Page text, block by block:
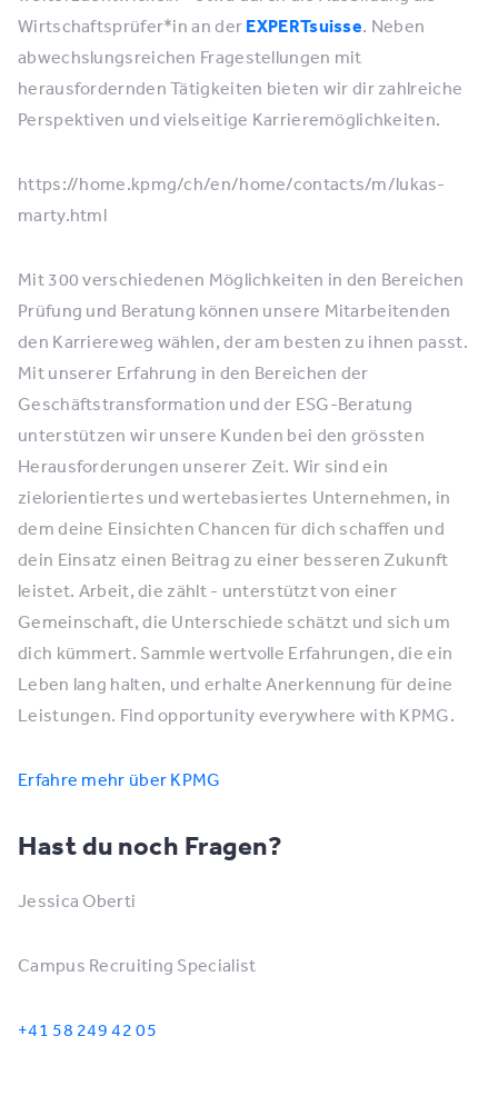
Wirtschaftsprüfer*in an der EXPERTsuisse. Neben
abwechslungsreichen Fragestellungen mit
herausfordernden Tätigkeiten bieten wir dir zahlreiche
Perspektiven und vielseitige Karrieremöglichkeiten.
https://home.kpmg/ch/en/home/contacts/m/lukas-
marty.html
Mit 300 verschiedenen Möglichkeiten in den Bereichen
Prüfung und Beratung können unsere Mitarbeitenden
den Karriereweg wählen, der am besten zu ihnen passt.
Mit unserer Erfahrung in den Bereichen der
Geschäftstransformation und der ESG-Beratung
unterstützen wir unsere Kunden bei den grössten
Herausforderungen unserer Zeit. Wir sind ein
zielorientiertes und wertebasiertes Unternehmen, in
dem deine Einsichten Chancen für dich schaffen und
dein Einsatz einen Beitrag zu einer besseren Zukunft
leistet. Arbeit, die zählt - unterstützt von einer
Gemeinschaft, die Unterschiede schätzt und sich um
dich kümmert. Sammle wertvolle Erfahrungen, die ein
Leben lang halten, und erhalte Anerkennung für deine
Leistungen. Find opportunity everywhere with KPMG.
Erfahre mehr über KPMG
Hast du noch Fragen?
Jessica Oberti
Campus Recruiting Specialist
+41 58 249 42 05